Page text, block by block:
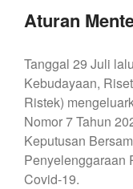
Aturan
Tanggal 29 Juli
Kebudayaan,
Ristek)
Nomor 7 Tahun
Keputusan
Penyelenggaraan
Covid-19.